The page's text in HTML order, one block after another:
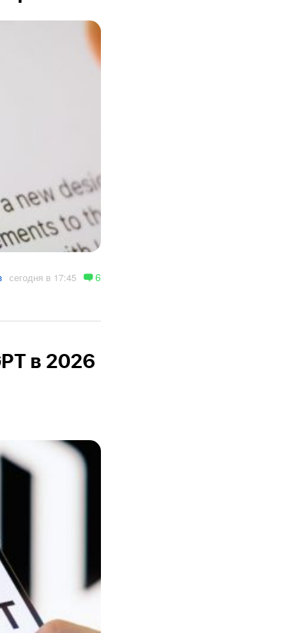
сегодня в 17:45 6
в 2026